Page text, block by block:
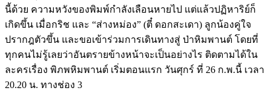
นี้ด้วย ความหวังของพิมพ์กำลังเลือนหายไป แต่แล้วปฏิหาริย์ก็
เกิดขึ้น เมื่อกริช และ “ส่างหม่อง” (ตี๋ ดอกสะเดา) ลูกน้องคู่ใจ
ปรากฎตัวขึ้น และขอเข้าร่วมการเดินทางสู่ ป่าหิมพานต์ โดยที่
ทุกคนไม่รู้เลยว่าอันตรายข้างหน้าจะเป็นอย่างไร ติดตามได้ใน
ละครเรื่อง พิภพหิมพานต์ เริ่มตอนแรก วันศุกร์ ที่ 26 ก.พ.นี้ เวลา
20.20 น. ทางช่อง 3